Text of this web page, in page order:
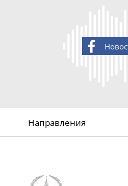
Направления